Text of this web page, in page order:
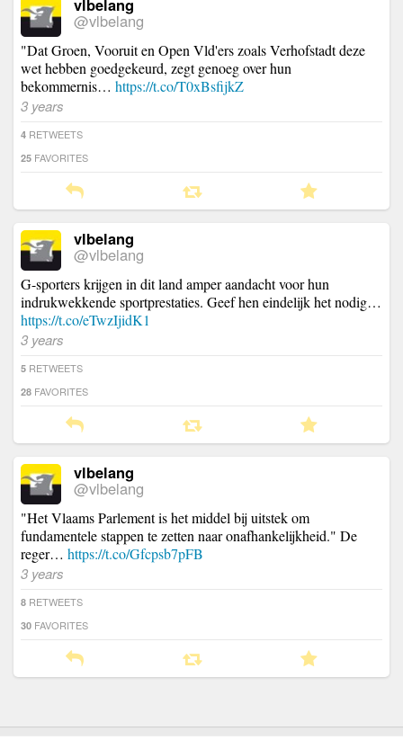
@vlbelang
"Dat Groen, Vooruit en Open Vld'ers zoals Verhofstadt deze
wet hebben goedgekeurd, zegt genoeg over hun
bekommernis… https://t.co/T0xBsfijkZ
3 years
4 RETWEETS
25 FAVORITES
vlbelang
@vlbelang
G-sporters krijgen in dit land amper aandacht voor hun
indrukwekkende sportprestaties. Geef hen eindelijk het nodig…
https://t.co/eTwzIjidK1
3 years
5 RETWEETS
28 FAVORITES
vlbelang
@vlbelang
"Het Vlaams Parlement is het middel bij uitstek om
fundamentele stappen te zetten naar onafhankelijkheid." De
reger… https://t.co/Gfcpsb7pFB
3 years
8 RETWEETS
30 FAVORITES